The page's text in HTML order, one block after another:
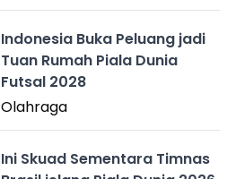
Indonesia Buka Peluang jadi
Tuan Rumah Piala Dunia
Futsal 2028
Olahraga
Ini Skuad Sementara Timnas